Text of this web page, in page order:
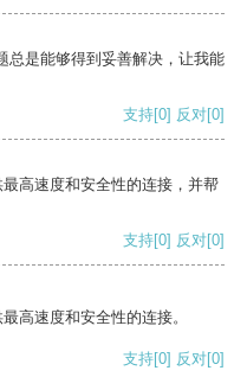
总是能够得到妥善解决，让我能
支持[0] 反对[0]
高速度和安全性的连接，并帮
支持[0] 反对[0]
高速度和安全性的连接。
支持[0] 反对[0]